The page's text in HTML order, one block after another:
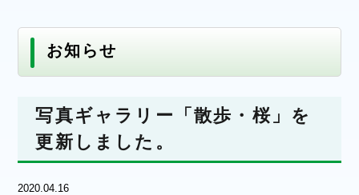
お知らせ
写真ギャラリー「散歩・桜」を
更新しました。
2020.04.16